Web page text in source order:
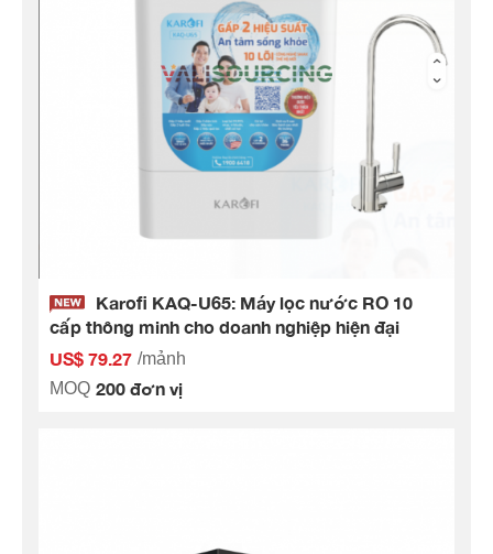
Karofi KAQ-U65: Máy lọc nước RO 10
cấp thông minh cho doanh nghiệp hiện đại
US$ 79.27 /mảnh
MOQ 200 đơn vị